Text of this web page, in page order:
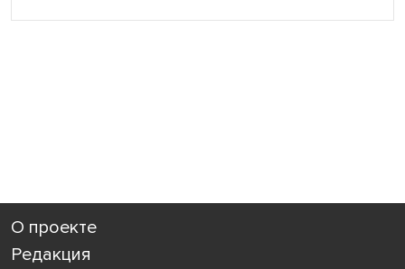
О проекте
Редакция